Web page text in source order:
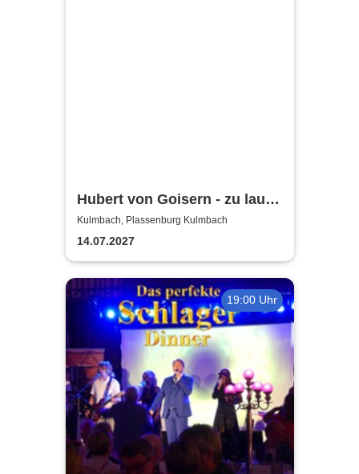
Hubert von Goisern - zu laut!
Tour 2027
Kulmbach, Plassenburg Kulmbach
14.07.2027
19:00 Uhr